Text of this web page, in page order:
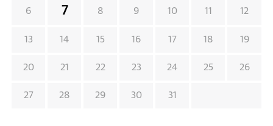
6 7 8 9 10 11 12
13 14 15 16 17 18 19
20 21 22 23 24 25 26
27 28 29 30 31